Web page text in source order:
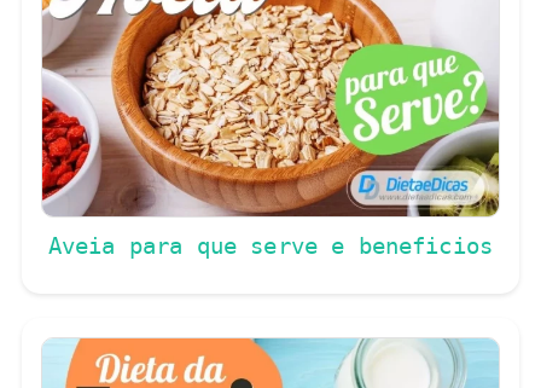
Aveia para que serve e beneficios